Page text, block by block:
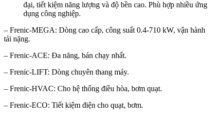
đại, tiết kiệm năng lượng và độ bền cao. Phù hợp nhiều ứng
dụng công nghiệp.
– Frenic-MEGA: Dòng cao cấp, công suất 0.4-710 kW, vận hành
tải nặng.
– Frenic-ACE: Đa năng, bán chạy nhất.
– Frenic-LIFT: Dòng chuyên thang máy.
– Frenic-HVAC: Cho hệ thống điều hòa, bơm quạt.
– Frenic-ECO: Tiết kiệm điện cho quạt, bơm.